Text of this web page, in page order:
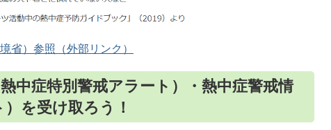
省）参照
中症特別警戒アラート）・熱中症警戒情
を受け取ろう！